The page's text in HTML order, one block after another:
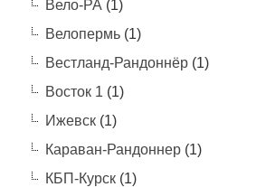
Вело-РА (1)
Велопермь(1)
Вестланд-Рандоннёр(1)
Восток 1 (1)
Ижевск(1)
Караван-Рандоннер(1)
КБП-Курск(1)